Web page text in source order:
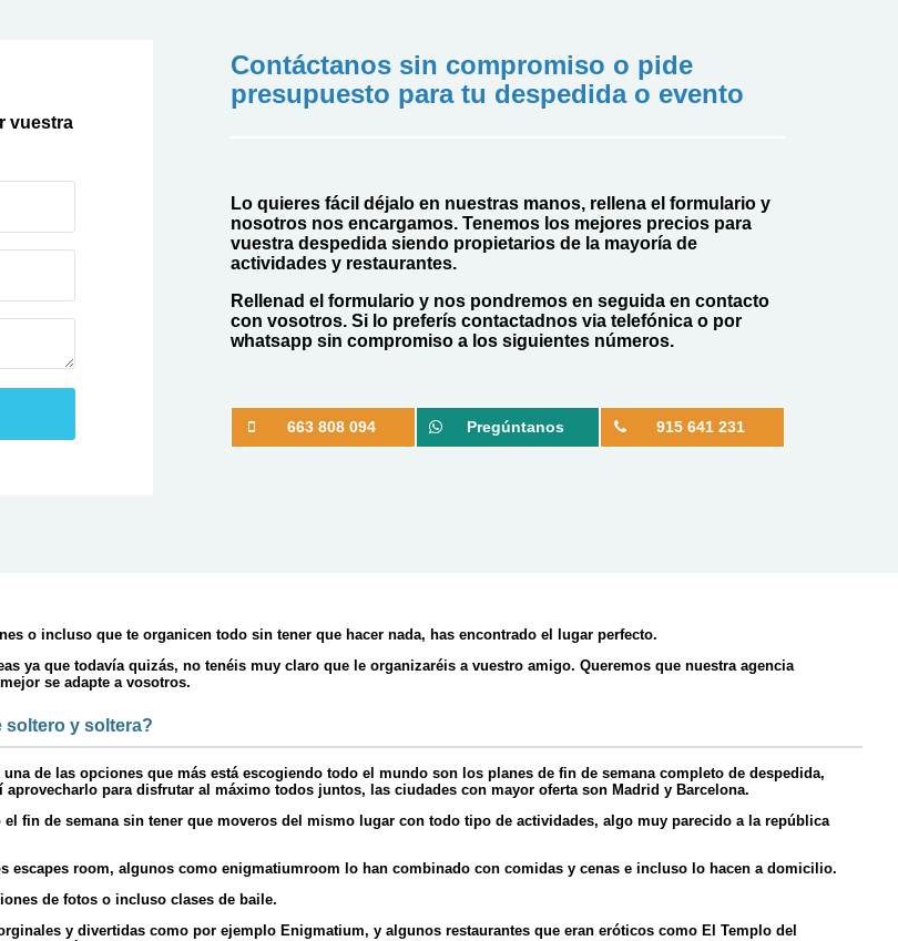
vuestra
Contáctanos sin compromiso o pide
presupuesto para tu despedida o evento
Lo quieres fácil déjalo en nuestras manos, rellena el formulario y
nosotros nos encargamos. Tenemos los mejores precios para
vuestra despedida siendo propietarios de la mayoría de
actividades y restaurantes.
Rellenad el formulario y nos pondremos en seguida en contacto
con vosotros. Si lo preferís contactadnos via telefónica o por
whatsapp sin compromiso a los siguientes números.
663 808 094 Pregúntanos 915 641 231
o incluso que te organicen todo sin tener que hacer nada, has encontrado el lugar perfecto.
ya que todavía quizás, no tenéis muy claro que le organizaréis a vuestro amigo. Queremos que nuestra agencia
se adapte a vosotros.
soltero y soltera?
de las opciones que más está escogiendo todo el mundo son los planes de fin de semana completo de despedida,
para disfrutar al máximo todos juntos, las ciudades con mayor oferta son Madrid y Barcelona.
fin de semana sin tener que moveros del mismo lugar con todo tipo de actividades, algo muy parecido a la república
room, algunos como enigmatiumroom lo han combinado con comidas y cenas e incluso lo hacen a domicilio.
de fotos o incluso clases de baile.
y divertidas como por ejemplo Enigmatium, y algunos restaurantes que eran eróticos como El Templo del